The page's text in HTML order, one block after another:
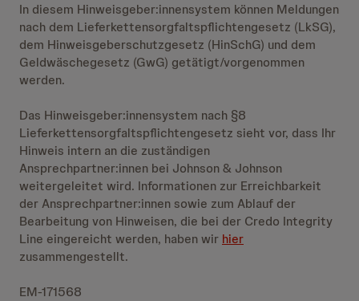
In diesem Hinweisgeber:innensystem können Meldungen
nach dem Lieferkettensorgfaltspflichtengesetz (LkSG),
dem Hinweisgeberschutzgesetz (HinSchG) und dem
Geldwäschegesetz (GwG) getätigt/vorgenommen
werden.
Das Hinweisgeber:innensystem nach §8
Lieferkettensorgfaltspflichtengesetz sieht vor, dass Ihr
Hinweis intern an die zuständigen
Ansprechpartner:innen bei Johnson & Johnson
weitergeleitet wird. Informationen zur Erreichbarkeit
der Ansprechpartner:innen sowie zum Ablauf der
Bearbeitung von Hinweisen, die bei der Credo Integrity
Line eingereicht werden, haben wir hier
zusammengestellt.
EM-171568